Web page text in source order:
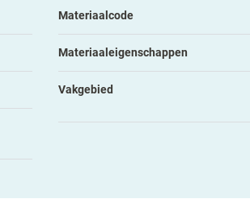
Materiaalcode
Materiaaleigenschappen
Vakgebied